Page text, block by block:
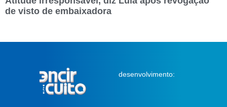
de visto de embaixadora
desenvolvimento: